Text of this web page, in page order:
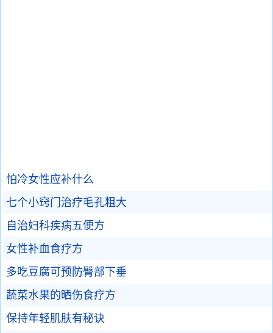
怕冷女性应补什么
七个小窍门治疗毛孔粗大
自治妇科疾病五便方
女性补血食疗方
多吃豆腐可预防臀部下垂
蔬菜水果的晒伤食疗方
保持年轻肌肤有秘诀